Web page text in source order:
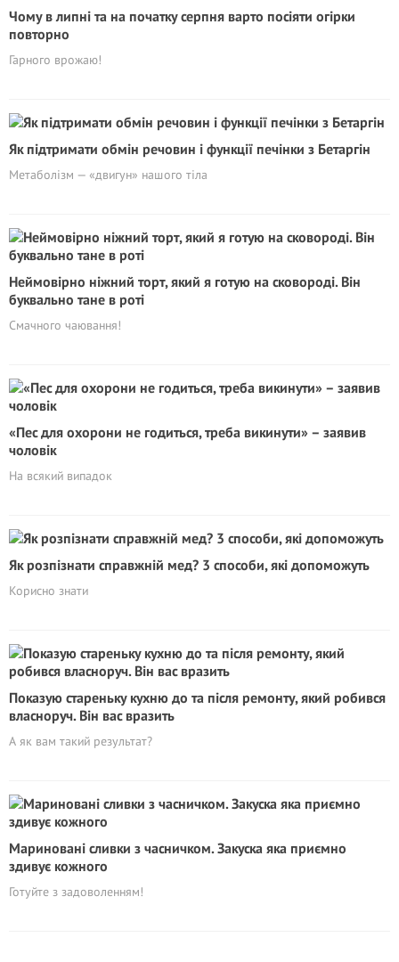
Чому в липні та на початку серпня варто посіяти огірки
повторно
Гарного врожаю!
Як підтримати обмін речовин і функції печінки з Бетаргін
Метаболізм — «двигун» нашого тіла
Неймовірно ніжний торт, який я готую на сковороді. Він
буквально тане в роті
Смачного чаювання!
«Пес для охорони не годиться, треба викинути» – заявив
чоловік
На всякий випадок
Як розпізнати справжній мед? 3 способи, які допоможуть
Корисно знати
Показую cтареньку кухню до та пiсля ремонту, який робився
власноруч. Він вас вpaзить
А як вам такий результат?
Мариновані сливки з часничком. Закуска яка приємно
здивує кожного
Готуйте з задоволенням!